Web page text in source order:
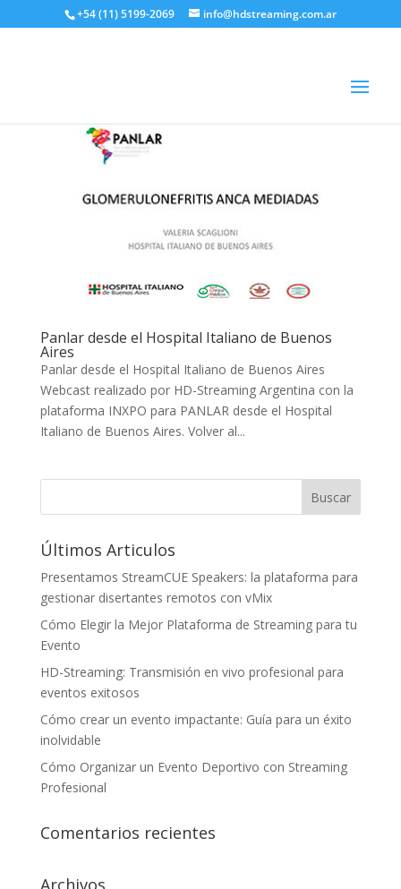
+54 (11) 5199-2069 info@hdstreaming.com.ar
Panlar desde el Hospital Italiano de Buenos
Aires
Panlar desde el Hospital Italiano de Buenos Aires
Webcast realizado por HD-Streaming Argentina con la
plataforma INXPO para PANLAR desde el Hospital
Italiano de Buenos Aires. Volver al...
Últimos Articulos
Presentamos StreamCUE Speakers: la plataforma para
gestionar disertantes remotos con vMix
Cómo Elegir la Mejor Plataforma de Streaming para tu
Evento
HD-Streaming: Transmisión en vivo profesional para
eventos exitosos
Cómo crear un evento impactante: Guía para un éxito
inolvidable
Cómo Organizar un Evento Deportivo con Streaming
Profesional
Comentarios recientes